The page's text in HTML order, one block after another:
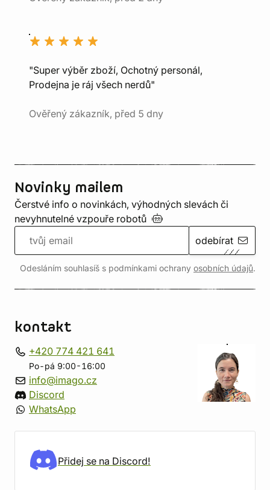
"Super výběr zboží, Ochotný personál,
Prodejna je ráj všech nerdů"
Ověřený zákazník, před 5 dny
Novinky mailem
Čerstvé info o novinkách, výhodných slevách či
nevyhnutelné vzpouře robotů
odebírat
Odesláním souhlasíš s podmínkami ochrany osobních údajů.
kontakt
+420 774 421 641
Po-pá 9:00-16:00
info@imago.cz
Discord
WhatsApp
Přidej se na Discord!